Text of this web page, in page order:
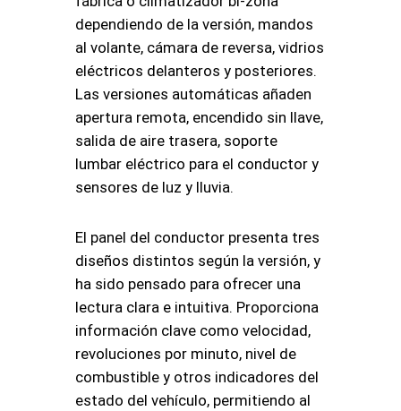
dependiendo de la versión, mandos
al volante, cámara de reversa, vidrios
eléctricos delanteros y posteriores.
Las versiones automáticas añaden
apertura remota, encendido sin llave,
salida de aire trasera, soporte
lumbar eléctrico para el conductor y
sensores de luz y lluvia.
El panel del conductor presenta tres
diseños distintos según la versión, y
ha sido pensado para ofrecer una
lectura clara e intuitiva. Proporciona
información clave como velocidad,
revoluciones por minuto, nivel de
combustible y otros indicadores del
estado del vehículo, permitiendo al